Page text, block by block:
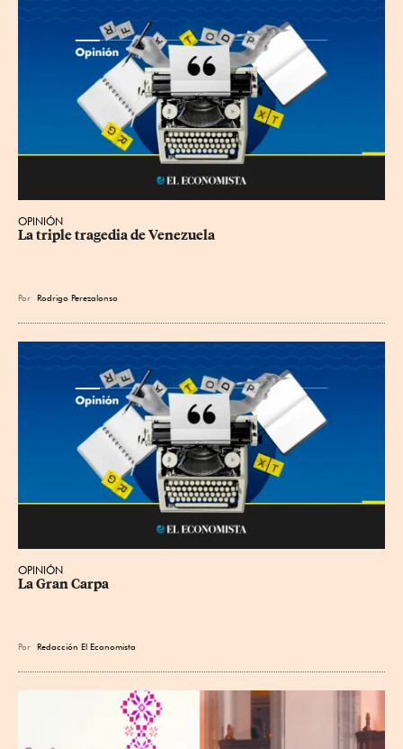
OPINIÓN
La triple tragedia de Venezuela
Por Rodrigo Perezalonso
OPINIÓN
La Gran Carpa
Por Redacción El Economista